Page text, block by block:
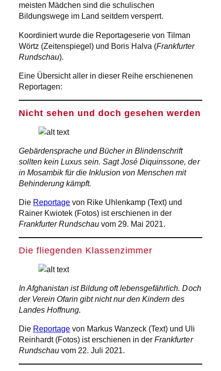
meisten Mädchen sind die schulischen
Bildungswege im Land seitdem versperrt.
Koordiniert wurde die Reportageserie von Tilman
Wörtz (Zeitenspiegel) und Boris Halva (Frankfurter
Rundschau).
Eine Übersicht aller in dieser Reihe erschienenen
Reportagen:
Nicht sehen und doch gesehen werden
Gebärdensprache und Bücher in Blindenschrift
sollten kein Luxus sein. Sagt José Diquinssone, der
in Mosambik für die Inklusion von Menschen mit
Behinderung kämpft.
Die Reportage von Rike Uhlenkamp (Text) und
Rainer Kwiotek (Fotos) ist erschienen in der
Frankfurter Rundschau vom 29. Mai 2021.
Die fliegenden Klassenzimmer
In Afghanistan ist Bildung oft lebensgefährlich. Doch
der Verein Ofarin gibt nicht nur den Kindern des
Landes Hoffnung.
Die Reportage von Markus Wanzeck (Text) und Uli
Reinhardt (Fotos) ist erschienen in derFrankfurter
Rundschau vom 22. Juli 2021.